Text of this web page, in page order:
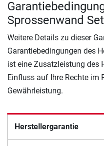
Sprossenwand
Weitere Details zu dieser
Garantiebedingungen des
ist eine Zusatzleistung des
Einfluss auf Ihre Rechte im
Gewährleistung.
Herstellergarantie